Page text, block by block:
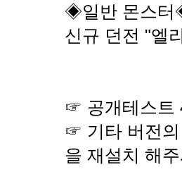
◈일반 몬스
신규 던전 "엘
☞ 공개테스트
☞ 기타 버전의
을 재설치 해